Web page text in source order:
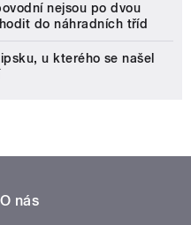
nejsou po dvou
do náhradních tříd
u kterého se našel
O nás